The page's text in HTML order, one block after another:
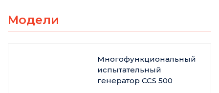
Модели
Многофункциональный
испытательный
генератор CCS 500